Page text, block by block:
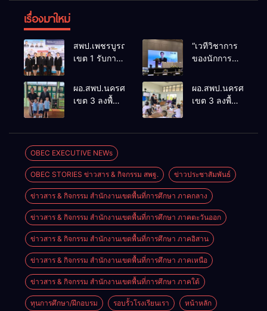
เรื่องมาใหม่
สพป.เพชรบูรณ์
เขต 1 รับการ
ประเมินผล
เชิงประจักษ์
ต้นแบบ”
ระดับประเทศ
รุ่นที่ 3 ประจำ
ปีงบประมาณ
พ.ศ. 2569
“เวทีวิชาการ
ของนักการ
ThaiCER
International
Research
(ThaiCER)
2026
ผอ.สพป.นครศรีธรรมราช
เขต 3 ลงพื้นที่
ปากพนัง
ผอ.สพป.นครศรีธรร
เขต 3 ลงพื้นที่
OBEC EXECUTIVE NEWs
OBEC STORIES ข่าวสาร & กิจกรรม สพฐ. ข่าวประชาสัมพันธ์
ข่าวสาร & กิจกรรม สำนักงานเขตพื้นที่การศึกษา ภาคกลาง
ข่าวสาร & กิจกรรม สำนักงานเขตพื้นที่การศึกษา ภาคตะวันออก
ข่าวสาร & กิจกรรม สำนักงานเขตพื้นที่การศึกษา ภาคอิสาน
ข่าวสาร & กิจกรรม สำนักงานเขตพื้นที่การศึกษา ภาคเหนือ
ข่าวสาร & กิจกรรม สำนักงานเขตพื้นที่การศึกษา ภาคใต้
ทุนการศึกษา/ฝึกอบรม รอบรั้วโรงเรียนเรา หน้าหลัก